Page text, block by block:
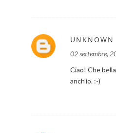
UNKNOWN
02 settembre,
Ciao! Che
anch'io. :-)